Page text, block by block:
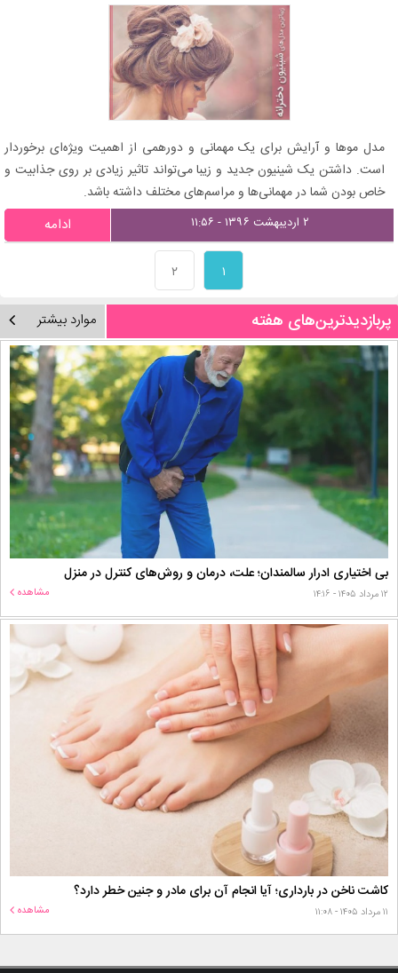
مدل موها و آرایش برای یک مهمانی و دورهمی از اهمیت ویژه‌ای برخوردار
است. داشتن یک شینیون جدید و زیبا می‌تواند تاثیر زیادی بر روی جذابیت و
خاص بودن شما در مهمانی‌ها و مراسم‌های مختلف داشته باشد.
۲ اردیبهشت ۱۳۹۶ - ۱۱:۵۶ ادامه
۱ ۲
پربازدیدترین‌های هفته موارد بیشتر
بی اختیاری ادرار سالمندان؛ علت، درمان و روش‌های کنترل در منزل
۱۲ مرداد ۱۴۰۵ - ۱۴:۱۶ مشاهده
کاشت ناخن در بارداری؛ آیا انجام آن برای مادر و جنین خطر دارد؟
۱۱ مرداد ۱۴۰۵ - ۱۱:۰۸ مشاهده